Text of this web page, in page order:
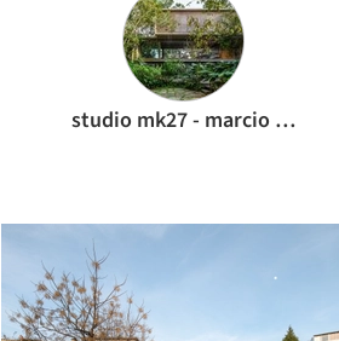
studio mk27 - marcio kogan